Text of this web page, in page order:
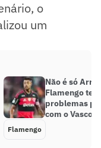
o
um
Não é só
Flamengo
problemas
com o Vasco
Flamengo